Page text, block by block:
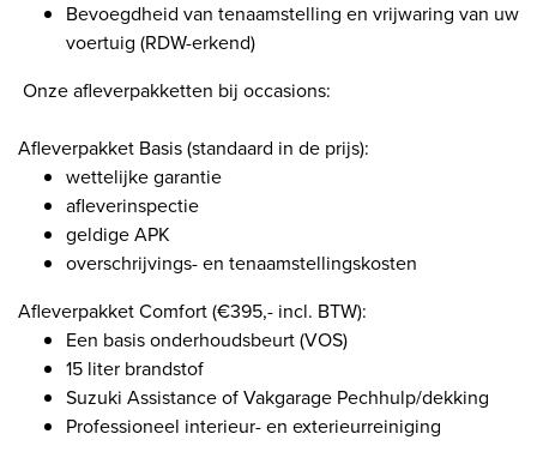
Bevoegdheid van tenaamstelling en vrijwaring van uw
voertuig (RDW-erkend)
Onze afleverpakketten bij occasions:
Afleverpakket Basis (standaard in de prijs):
wettelijke garantie
afleverinspectie
geldige APK
overschrijvings- en tenaamstellingskosten
Afleverpakket Comfort (€395,- incl. BTW):
Een basis onderhoudsbeurt (VOS)
15 liter brandstof
Suzuki Assistance of Vakgarage Pechhulp/dekking
Professioneel interieur- en exterieurreiniging